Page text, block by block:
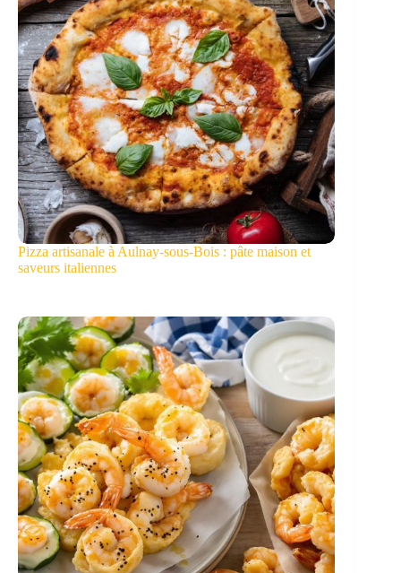
Pizza artisanale à Aulnay-sous-Bois : pâte maison et
saveurs italiennes